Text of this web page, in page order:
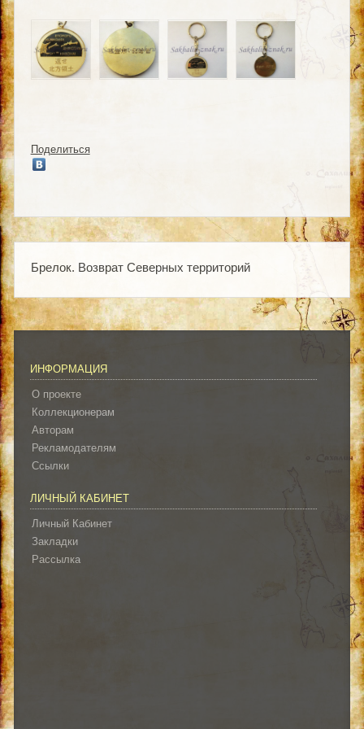
Поделиться
Брелок. Возврат Северных территорий
ИНФОРМАЦИЯ
О проекте
Коллекционерам
Авторам
Рекламодателям
Ссылки
ЛИЧНЫЙ КАБИНЕТ
Личный Кабинет
Закладки
Рассылка